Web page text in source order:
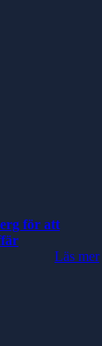
för att
Läs mer